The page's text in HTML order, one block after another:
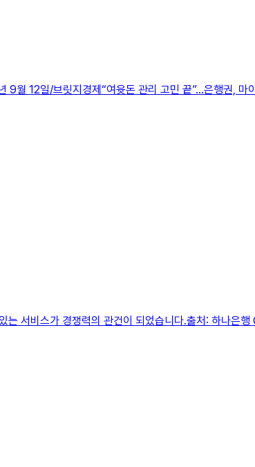
9월 12일/브릿지경제“여윳돈 관리 고민 끝”…은행권, 마
서비스가 경쟁력의 관건이 되었습니다.출처: 하나은